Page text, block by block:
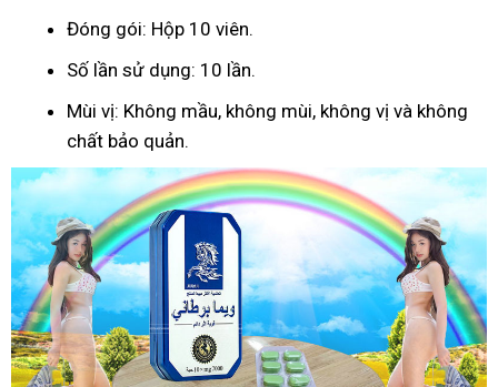
Đóng gói: Hộp 10 viên.
Số lần sử dụng: 10 lần.
Mùi vị: Không mầu, không mùi, không vị và không
chất bảo quản.